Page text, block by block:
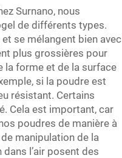
Surnano, nous
de différents types.
se mélangent bien avec
plus grossières pour
la forme et de la surface
si la poudre est
résistant. Certains
Cela est important, car
poudres de manière à
manipulation de la
l’air posent des